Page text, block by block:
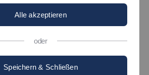
Alle akzeptieren
oder
Speichern & Schließen